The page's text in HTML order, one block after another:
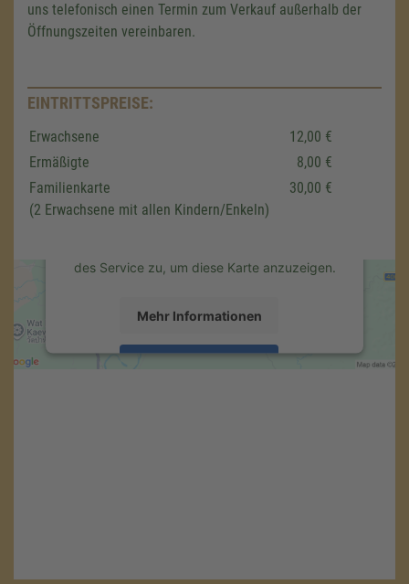
uns telefonisch einen Termin zum Verkauf außerhalb der
Öffnungszeiten vereinbaren.
EINTRITTSPREISE:
Erwachsene
12,00 €
Ermäßigte
8,00 €
Familienkarte
(2 Erwachsene mit allen Kindern/Enkeln)
30,00 €
Wir benötigen Ihre Zustimmung,
Wir verwenden einen Service eines
Drittanbieters, um Karteninhalte einzubetten.
Dieser Service kann Daten zu Ihren
des Service zu, um diese Karte anzuzeigen.
Mehr Informationen